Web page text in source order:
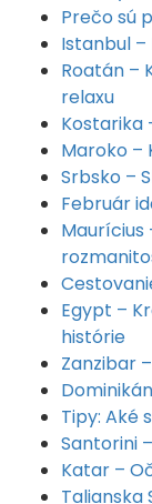
Prečo sú
Istanbul –
Roatán –
relaxu
Kostarika
Maroko –
Srbsko –
Február
Egypt –
histórie
Zanzibar
Tipy: Aké
Santorini
Katar –
Talianska